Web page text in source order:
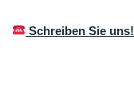
Schreiben Sie uns!